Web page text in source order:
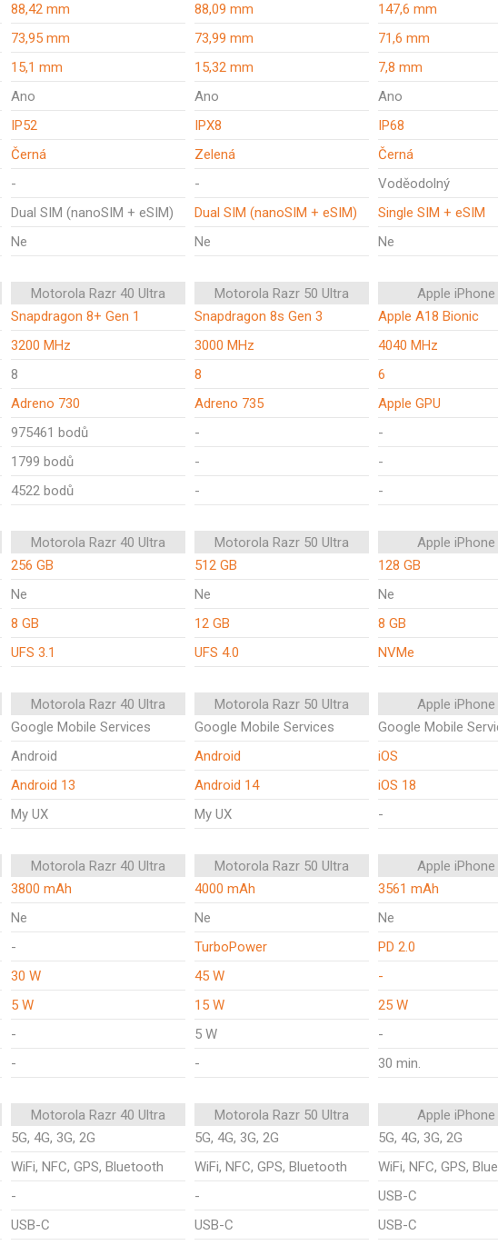
88,42 mm 88,09 mm
147,6 mm
73,95 mm 73,99 mm
71,6 mm
15,1 mm 15,32 mm
7,8 mm
Ano Ano
Ano
IP52 IPX8
IP68
Černá Zelená
Černá
- -
Voděodolný
Dual SIM (nanoSIM + eSIM) Dual SIM (nanoSIM + eSIM)
Single SIM + eSIM
Ne Ne Ne
Motorola Razr 40 Ultra Motorola Razr 50 Ultra
Apple
Snapdragon 8+ Gen 1 Snapdragon 8s Gen 3
Apple A18 Bionic
3200 MHz 3000 MHz
4040 MHz
8 8
6
Adreno 730 Adreno 735
Apple GPU
975461 bodů -
-
1799 bodů -
-
4522 bodů - -
Motorola Razr 40 Ultra Motorola Razr 50 Ultra
Apple
256 GB 512 GB
128 GB
Ne Ne
Ne
8 GB 12 GB
8 GB
UFS 3.1 UFS 4.0 NVMe
Motorola Razr 40 Ultra Motorola Razr 50 Ultra
Apple
Google Mobile Services Google Mobile Services
Google Mobile
Android Android
iOS
Android 13 Android 14
iOS 18
My UX My UX -
Motorola Razr 40 Ultra Motorola Razr 50 Ultra
Apple
3800 mAh 4000 mAh
3561 mAh
Ne Ne
Ne
- TurboPower
PD 2.0
30 W 45 W
-
5 W 15 W
25 W
- 5 W
-
- - 30 min.
Motorola Razr 40 Ultra Motorola Razr 50 Ultra
Apple
5G, 4G, 3G, 2G 5G, 4G, 3G, 2G
5G, 4G, 3G, 2G
WiFi, NFC, GPS, Bluetooth WiFi, NFC, GPS, Bluetooth
WiFi, NFC, GPS,
- -
USB-C
USB-C USB-C
USB-C